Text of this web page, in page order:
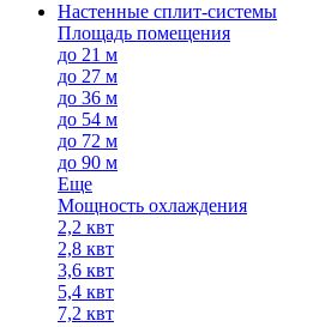
Настенные сплит-системы
Площадь помещения
до 21 м
до 27 м
до 36 м
до 54 м
до 72 м
до 90 м
Еще
Мощность охлаждения
2,2 квт
2,8 квт
3,6 квт
5,4 квт
7,2 квт